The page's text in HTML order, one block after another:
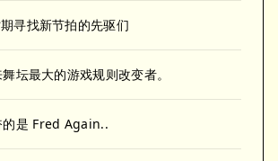
寻找新节拍的先驱们
坛最大的游戏规则改变者。
的是 Fred Again..